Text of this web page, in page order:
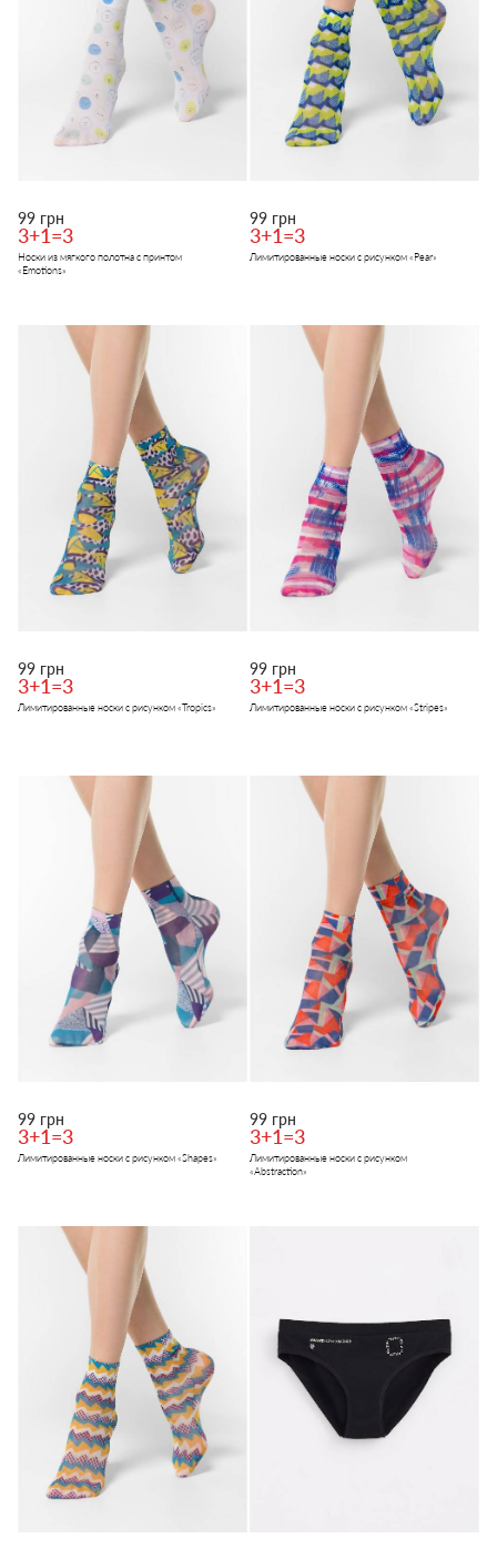
99 грн
3+1=3
Носки из мягкого полотна с принтом
«Emotions»
99 грн
3+1=3
Лимитированные носки с рисунком «Pear»
99 грн
3+1=3
Лимитированные носки с рисунком «Tropics»
99 грн
3+1=3
Лимитированные носки с рисунком «Stripes»
99 грн
3+1=3
Лимитированные носки с рисунком «Shapes»
99 грн
3+1=3
Лимитированные носки с рисунком
«Abstraction»